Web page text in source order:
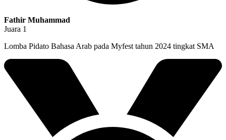
Fathir Muhammad
Juara 1
Lomba Pidato Bahasa Arab pada Myfest tahun 2024 tingkat SMA